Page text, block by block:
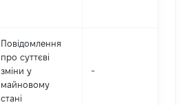
Повідомлення
про суттєві
зміни y
майновому
стані
-